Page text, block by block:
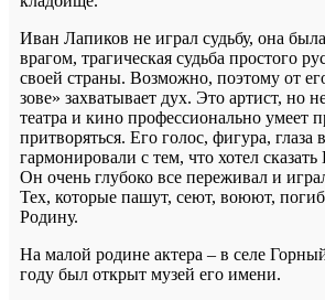
Иван Лапиков не играл судьбу, она
врагом, трагическая судьба простого
своей страны. Возможно, поэтому от
зове» захватывает дух. Это артист, но
театра и кино профессионально умеет
притворяться. Его голос, фигура, глаза
гармонировали с тем, что хотел
Он очень глубоко все переживал и
Тех, которые пашут, сеют, воюют,
Родину.
На малой родине актера – в селе
году был открыт музей его имени.